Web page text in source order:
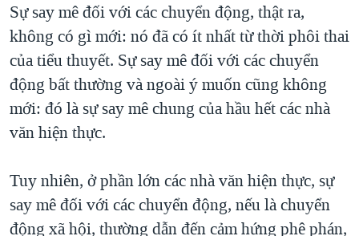
Sự say mê đối với các chuyển động, thật ra,
không có gì mới: nó đã có ít nhất từ thời phôi thai
của tiểu thuyết. Sự say mê đối với các chuyển
động bất thường và ngoài ý muốn cũng không
mới: đó là sự say mê chung của hầu hết các nhà
văn hiện thực.
Tuy nhiên, ở phần lớn các nhà văn hiện thực, sự
say mê đối với các chuyển động, nếu là chuyển
động xã hội, thường dẫn đến cảm hứng phê phán,